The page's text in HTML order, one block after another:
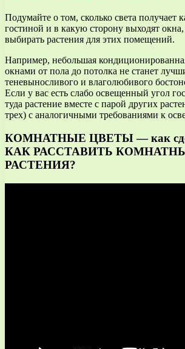
Подумайте о том, сколько света получает
гостиной и в какую сторону выходят
выбирать растения для этих помещений.
Например, небольшая
окнами от пола до потолка не станет
теневыносливого и влаголюбивого
Если у вас есть слабо освещенный угол
туда растение вместе с парой других
трех) с аналогичными требованиями к
КОМНАТНЫЕ ЦВЕТЫ — как
КАК РАССТАВИТЬ
РАСТЕНИЯ?